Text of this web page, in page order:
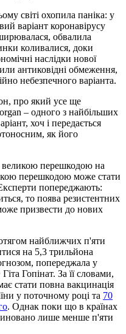
світі охопила паніка: у
варіант коронавірусу
обвалила
коливалися, доки
наслідки нової
антиковідні обмеження,
небезпечного варіанта.
про який усе ще
– одного з найбільших
хоч і передається
як його
великою перешкодою на
перешкодою може стати
попереджають:
то поява резистентних
призвести до нових
найближчих п'яти
на 5,3 трильйона
попереджала у
Гопінат. За її словами,
стати повна вакцинація
у поточному році та 70
. Однак поки що в країнах
лише менше п'яти